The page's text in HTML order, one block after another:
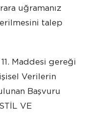
uğramanız
talep
Maddesi gereği
Verilerin
Başvuru
VE